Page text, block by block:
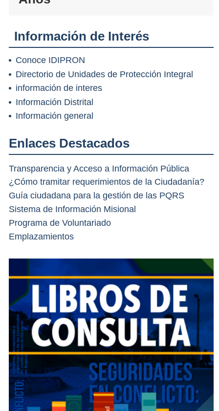
Información de Interés
Conoce IDIPRON
Directorio de Unidades de Protección Integral
información de interes
Información Distrital
Información general
Enlaces Destacados
Transparencia y Acceso a Información Pública
¿Cómo tramitar requerimientos de la Ciudadanía?
Guía ciudadana para la gestión de las PQRS
Sistema de Información Misional
Programa de Voluntariado
Emplazamientos